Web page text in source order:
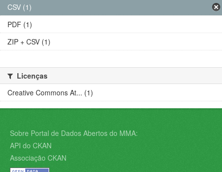
CSV (1)
PDF (1)
ZIP + CSV (1)
Licenças
Creative Commons At... (1)
Sobre Portal de Dados Abertos do MMA:
API do CKAN
Associação CKAN